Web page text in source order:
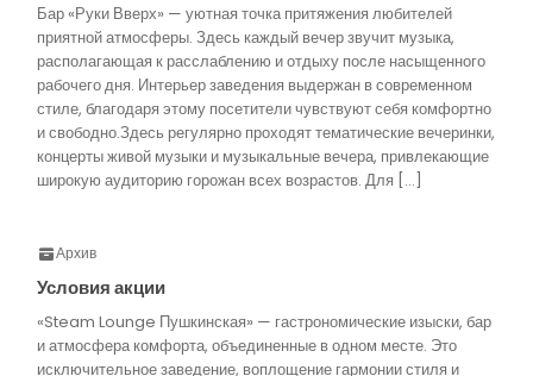
Бар «Руки Вверх» — уютная точка притяжения любителей
приятной атмосферы. Здесь каждый вечер звучит музыка,
располагающая к расслаблению и отдыху после насыщенного
рабочего дня. Интерьер заведения выдержан в современном
стиле, благодаря этому посетители чувствуют себя комфортно
и свободно.Здесь регулярно проходят тематические вечеринки,
концерты живой музыки и музыкальные вечера, привлекающие
широкую аудиторию горожан всех возрастов. Для […]
Архив
Условия акции
«Steam Lounge Пушкинская» — гастрономические изыски, бар
и атмосфера комфорта, объединенные в одном месте. Это
исключительное заведение, воплощение гармонии стиля и